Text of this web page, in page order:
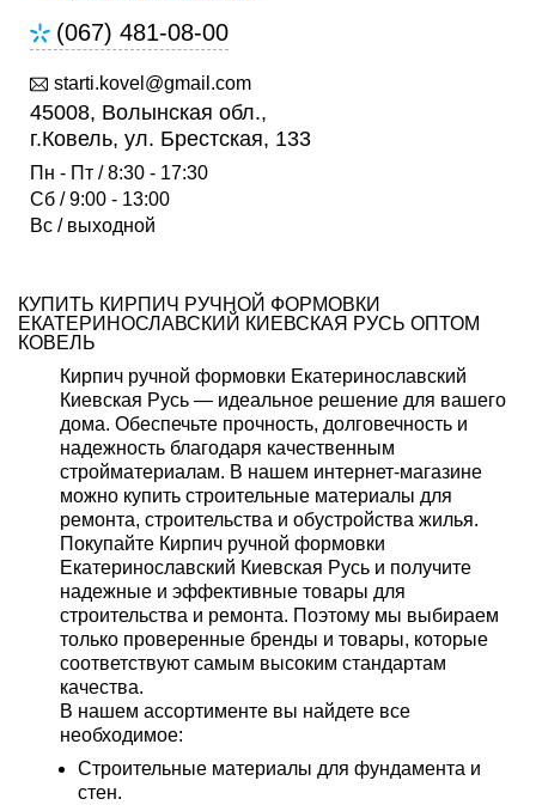
(067) 481-08-00
starti.kovel@gmail.com
45008, Волынская обл.,
г.Ковель, ул. Брестская, 133
Пн - Пт / 8:30 - 17:30
Сб / 9:00 - 13:00
Вс / выходной
КУПИТЬ КИРПИЧ РУЧНОЙ ФОРМОВКИ
ЕКАТЕРИНОСЛАВСКИЙ КИЕВСКАЯ РУСЬ ОПТОМ
КОВЕЛЬ
Кирпич ручной формовки Екатеринославский
Киевская Русь — идеальное решение для вашего
дома. Обеспечьте прочность, долговечность и
надежность благодаря качественным
стройматериалам. В нашем интернет-магазине
можно купить строительные материалы для
ремонта, строительства и обустройства жилья.
Покупайте Кирпич ручной формовки
Екатеринославский Киевская Русь и получите
надежные и эффективные товары для
строительства и ремонта. Поэтому мы выбираем
только проверенные бренды и товары, которые
соответствуют самым высоким стандартам
качества.
В нашем ассортименте вы найдете все
необходимое:
Строительные материалы для фундамента и
стен.